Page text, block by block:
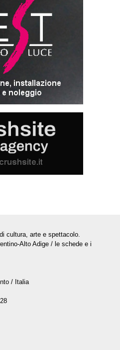
cultura, arte e spettacolo.
Alto Adige / le schede e i
/ Italia